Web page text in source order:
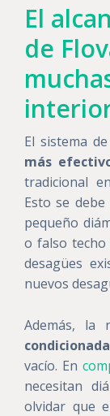
El
de
El sistema
más
tradicional
Esto se
pequeño
o falso techo
desagües
nuevos
Además, la
vacío. En
necesitan
olvidar que